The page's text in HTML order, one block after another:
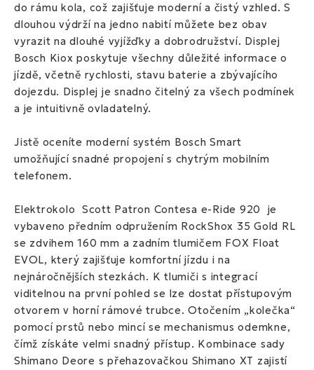
do rámu kola, což zajišťuje moderní a čistý vzhled. S
dlouhou výdrží na jedno nabití můžete bez obav
vyrazit na dlouhé vyjížďky a dobrodružství. Displej
Bosch Kiox poskytuje všechny důležité informace o
jízdě, včetně rychlosti, stavu baterie a zbývajícího
dojezdu. Displej je snadno čitelný za všech podmínek
a je intuitivně ovladatelný.
Jistě oceníte moderní systém Bosch Smart
umožňující snadné propojení s chytrým mobilním
telefonem.
Elektrokolo Scott Patron Contesa e-Ride 920 je
vybaveno předním odpružením RockShox 35 Gold RL
se zdvihem 160 mm a zadním tlumičem FOX Float
EVOL, který zajišťuje komfortní jízdu i na
nejnáročnějších stezkách. K tlumiči s integrací
viditelnou na první pohled se lze dostat přístupovým
otvorem v horní rámové trubce. Otočením „kolečka“
pomocí prstů nebo mincí se mechanismus odemkne,
čímž získáte velmi snadný přístup. Kombinace sady
Shimano Deore s přehazovačkou Shimano XT zajistí